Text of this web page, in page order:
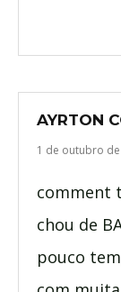
AYRTON
1 de outubro
comment
chou de
pouco